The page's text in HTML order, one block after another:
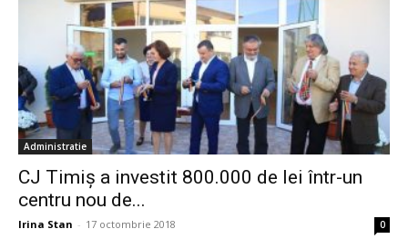
Administratie
CJ Timiș a investit 800.000 de lei într-un
centru nou de...
Irina Stan - 17 octombrie 2018 0